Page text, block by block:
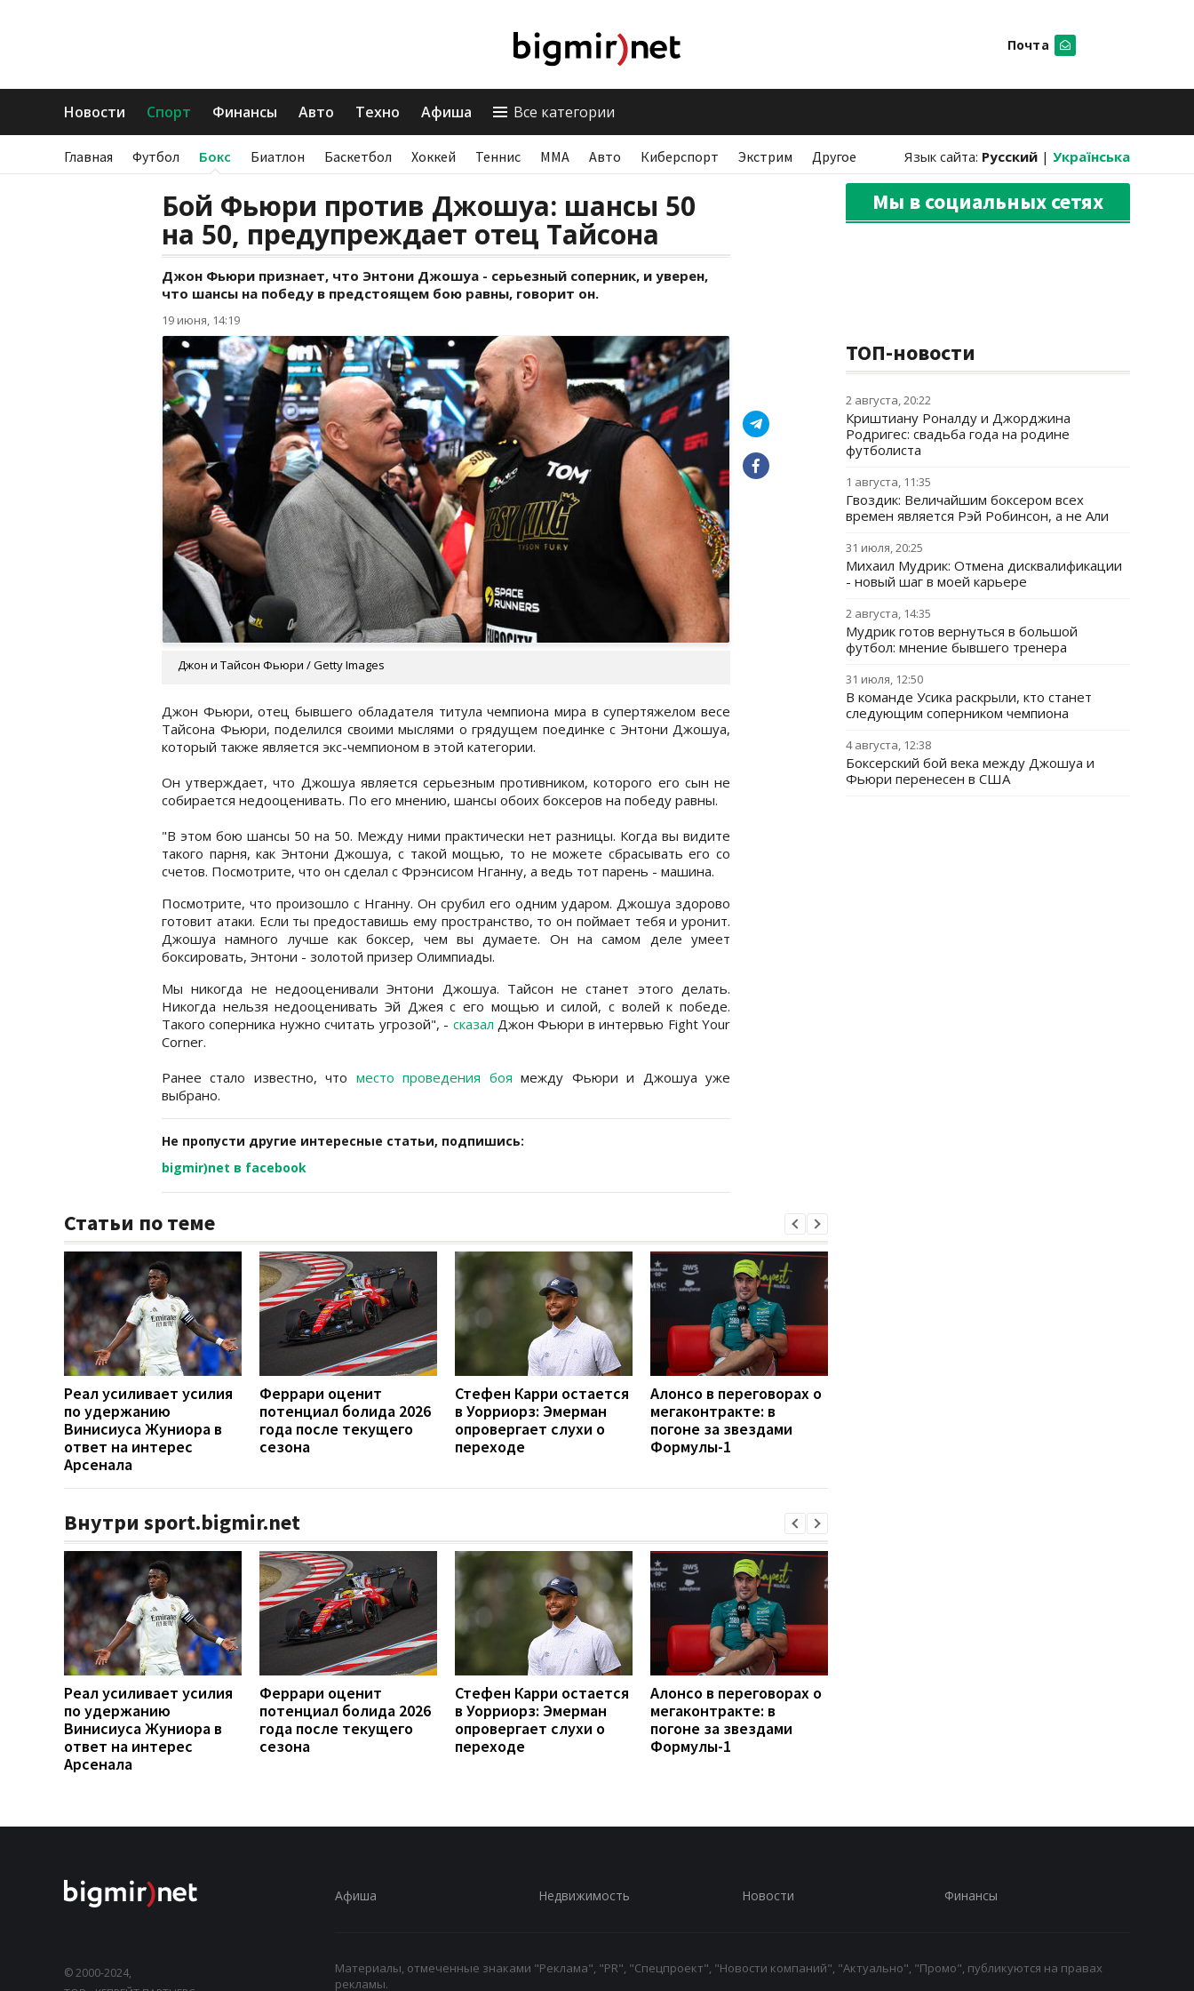
Почта
Новости Спорт Финансы Авто Техно Афиша Все категории
Главная Футбол Бокс Биатлон Баскетбол Хоккей Теннис ММА Авто Киберспорт Экстрим Другое Язык сайта: Русский | Українська
Бой Фьюри против Джошуа: шансы 50
на 50, предупреждает отец Тайсона
Джон Фьюри признает, что Энтони Джошуа - серьезный соперник, и уверен,
что шансы на победу в предстоящем бою равны, говорит он.
19 июня, 14:19
Джон и Тайсон Фьюри / Getty Images
Джон Фьюри, отец бывшего обладателя титула чемпиона мира в супертяжелом весе
Тайсона Фьюри, поделился своими мыслями о грядущем поединке с Энтони Джошуа,
который также является экс-чемпионом в этой категории.
Он утверждает, что Джошуа является серьезным противником, которого его сын не
собирается недооценивать. По его мнению, шансы обоих боксеров на победу равны.
"В этом бою шансы 50 на 50. Между ними практически нет разницы. Когда вы видите
такого парня, как Энтони Джошуа, с такой мощью, то не можете сбрасывать его со
счетов. Посмотрите, что он сделал с Фрэнсисом Нганну, а ведь тот парень - машина.
Посмотрите, что произошло с Нганну. Он срубил его одним ударом. Джошуа здорово
готовит атаки. Если ты предоставишь ему пространство, то он поймает тебя и уронит.
Джошуа намного лучше как боксер, чем вы думаете. Он на самом деле умеет
боксировать, Энтони - золотой призер Олимпиады.
Мы никогда не недооценивали Энтони Джошуа. Тайсон не станет этого делать.
Никогда нельзя недооценивать Эй Джея с его мощью и силой, с волей к победе.
Такого соперника нужно считать угрозой", - сказал Джон Фьюри в интервью Fight Your
Corner.
Ранее стало известно, что место проведения боя между Фьюри и Джошуа уже
выбрано.
Не пропусти другие интересные статьи, подпишись:
bigmir)net в facebook
Статьи по теме
Реал усиливает усилия
по удержанию
Винисиуса Жуниора в
ответ на интерес
Арсенала
Феррари оценит
потенциал болида 2026
года после текущего
сезона
Стефен Карри остается
в Уорриорз: Эмерман
опровергает слухи о
переходе
Алонсо в переговорах о
мегаконтракте: в
погоне за звездами
Формулы-1
Внутри sport.bigmir.net
Реал усиливает усилия
по удержанию
Винисиуса Жуниора в
ответ на интерес
Арсенала
Феррари оценит
потенциал болида 2026
года после текущего
сезона
Стефен Карри остается
в Уорриорз: Эмерман
опровергает слухи о
переходе
Алонсо в переговорах о
мегаконтракте: в
погоне за звездами
Формулы-1
Мы в социальных сетях
ТОП-новости
2 августа, 20:22
Криштиану Роналду и Джорджина
Родригес: свадьба года на родине
футболиста
1 августа, 11:35
Гвоздик: Величайшим боксером всех
времен является Рэй Робинсон, а не Али
31 июля, 20:25
Михаил Мудрик: Отмена дисквалификации
- новый шаг в моей карьере
2 августа, 14:35
Мудрик готов вернуться в большой
футбол: мнение бывшего тренера
31 июля, 12:50
В команде Усика раскрыли, кто станет
следующим соперником чемпиона
4 августа, 12:38
Боксерский бой века между Джошуа и
Фьюри перенесен в США
© 2000-2024,
Афиша Недвижимость Новости Финансы
Материалы, отмеченные знаками "Реклама", "PR", "Спецпроект", "Новости компаний", "Актуально", "Промо", публикуются на правах
рекламы.